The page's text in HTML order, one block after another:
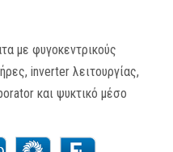
με φυγοκεντρικούς
inverter λειτουργίας,
και ψυκτικό μέσο